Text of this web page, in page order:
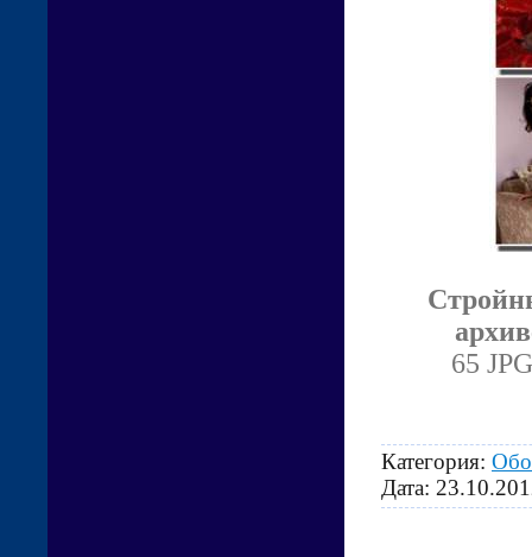
65
Категория:
Дата: